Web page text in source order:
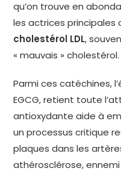
qu’on trouve en
les actrices principales
cholestérol LDL,
« mauvais » cholestérol.
Parmi ces catéchines,
EGCG, retient toute
antioxydante aide à
un processus critique
plaques dans les
athérosclérose,